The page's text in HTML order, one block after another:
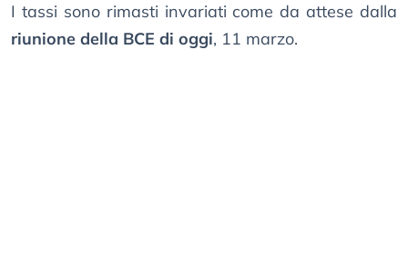
I tassi sono rimasti invariati come da attese dalla
riunione della BCE di oggi, 11 marzo.